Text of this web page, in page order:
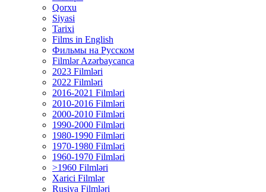
Qorxu
Siyasi
Tarixi
Films in English
Фильмы на Русском
Filmlər Azərbaycanca
2023 Filmləri
2022 Filmləri
2016-2021 Filmləri
2010-2016 Filmləri
2000-2010 Filmləri
1990-2000 Filmləri
1980-1990 Filmləri
1970-1980 Filmləri
1960-1970 Filmləri
>1960 Filmləri
Xarici Filmlər
Rusiya Filmləri